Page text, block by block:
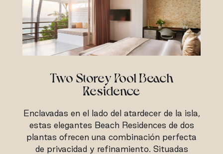
Two Storey Pool Beach
Residence
Enclavadas en el lado del atardecer de la isla,
estas elegantes Beach Residences de dos
plantas ofrecen una combinación perfecta
de privacidad y refinamiento. Situadas